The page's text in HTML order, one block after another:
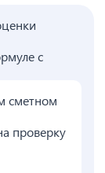
с
сметном
проверку